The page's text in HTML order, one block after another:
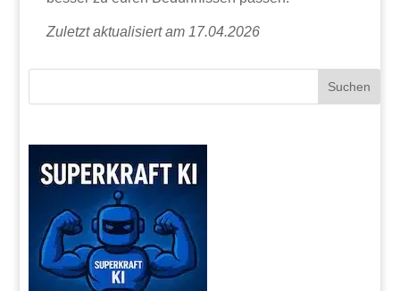
Zuletzt aktualisiert am 17.04.2026